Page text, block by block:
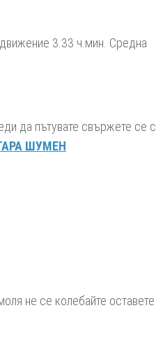
18:35
3.33 ч.мин. Средна
да пътувате свържете се с
ШУМЕН
не се колебайте оставете